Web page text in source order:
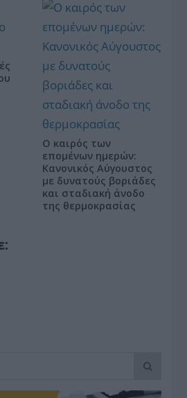
Ο καιρός των
επομένων ημερών:
Κανονικός Αύγουστος
με δυνατούς βοριάδες
και σταδιακή άνοδο
της θερμοκρασίας